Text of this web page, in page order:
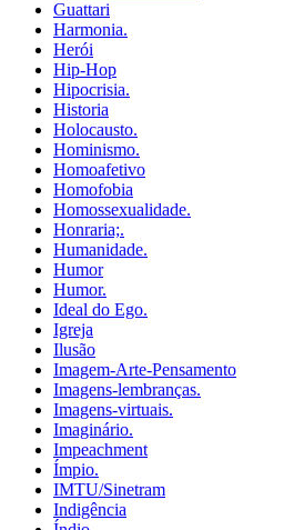
Guattari
Harmonia.
Herói
Hip-Hop
Hipocrisia.
Historia
Holocausto.
Hominismo.
Homoafetivo
Homofobia
Homossexualidade.
Honraria;.
Humanidade.
Humor
Humor.
Ideal do Ego.
Igreja
Ilusão
Imagem-Arte-Pensamento
Imagens-lembranças.
Imagens-virtuais.
Imaginário.
Impeachment
Ímpio.
IMTU/Sinetram
Indigência